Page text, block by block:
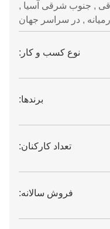
, جنوب شرقی آسیا ,
, در سراسر جهان
نوع کسب و کار:
برندها:
تعداد کارکنان:
فروش سالانه: